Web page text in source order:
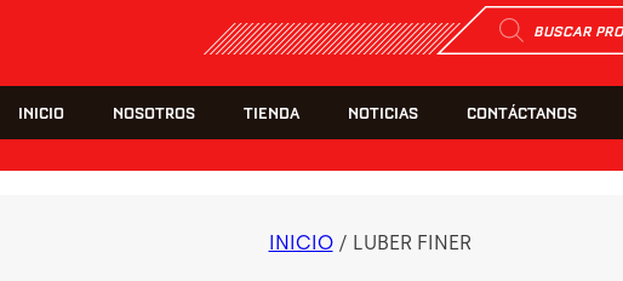
Búsqueda
de
productos
INICIO NOSOTROS TIENDA NOTICIAS CONTÁCTANOS
INICIO/ LUBER FINER